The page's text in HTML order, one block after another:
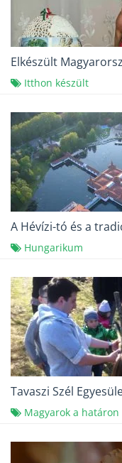
Elkészült
Itthon készült
A Hévízi-tó és a
Hungarikum
Tavaszi Szél
Magyarok a